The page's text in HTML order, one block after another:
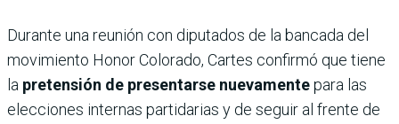
Durante una reunión con diputados de la bancada del
movimiento Honor Colorado, Cartes confirmó que tiene
la pretensión de presentarse nuevamentepara las
elecciones internas partidarias y de seguir al frente de